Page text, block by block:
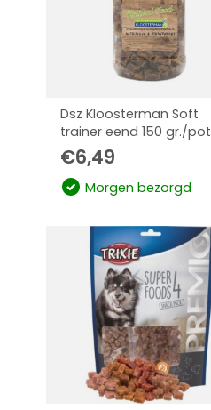
Dsz Kloosterman Soft
trainer eend 150 gr./pot
€6,49
Morgen bezorgd